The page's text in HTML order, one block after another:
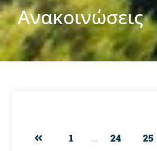
Ανακοινώσεις
1 … 24 25